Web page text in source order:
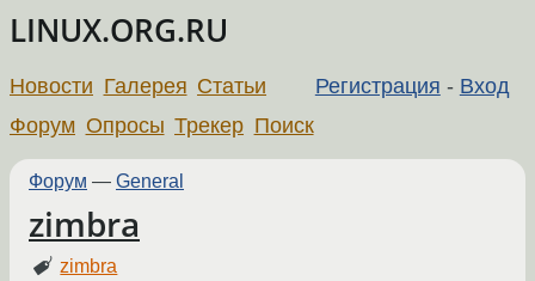
LINUX.ORG.RU
Регистрация - Вход
Новости Галерея Статьи
Форум Опросы Трекер Поиск
Форум — General
zimbra
zimbra